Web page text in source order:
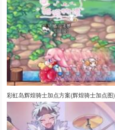
彩虹岛辉煌骑士加点方案(辉煌骑士加点图)